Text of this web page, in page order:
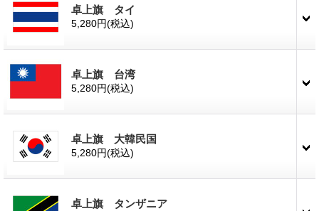
卓上旗 タイ
5,280円(税込)
卓上旗 台湾
5,280円(税込)
卓上旗 大韓民国
5,280円(税込)
卓上旗 タンザニア